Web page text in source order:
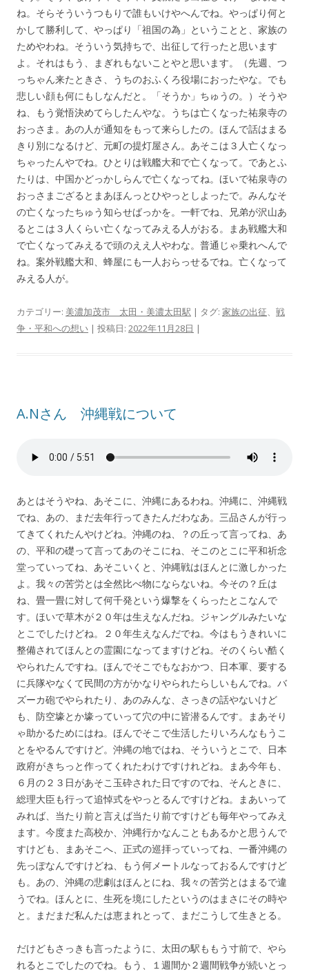
ね。そらそういうつもりで誰もいけやへんでね。やっぱり何と
かして勝利して、やっぱり「祖国の為」ということと、家族の
ためやわね。そういう気持ちで、出征して行ったと思います
よ。それはもう、まぎれもないことやと思います。（先週、つ
っちゃん来たときさ、うちのおふくろ役場におったやな。でも
悲しい顔も何にもしなんだと。「そうか」ちゅうの。）そうや
ね、もう覚悟決めてらしたんやな。うちは亡くなった祐泉寺の
おっさま。あの人が通知をもって来らしたの。ほんで話はまる
きり別になるけど、元町の提灯屋さん。あそこは３人亡くなっ
ちゃったんやでね。ひとりは戦艦大和で亡くなって。であとふ
たりは、中国かどっかしらんで亡くなってね。ほいで祐泉寺の
おっさまござるとまあほんっとひやっとしよったで。みんなそ
の亡くなったちゅう知らせばっかを。一軒でね、兄弟が沢山あ
るとこは３人くらい亡くなってみえる人がおる。まあ戦艦大和
で亡くなってみえるで頭のええ人やわな。普通じゃ乗れへんで
ね。案外戦艦大和、蜂屋にも一人おらっせるでね。亡くなって
みえる人が。
カテゴリー: 美濃加茂市 太田・美濃太田駅 | タグ: 家族の出征、 戦
争・平和への想い | 投稿日: 2022年11月28日 |
A.Nさん 沖縄戦について
あとはそうやね、あそこに、沖縄にあるわね。沖縄に、沖縄戦
でね、あの、まだ去年行ってきたんだわなあ。三品さんが行っ
てきてくれたんやけどね。沖縄のね、？の丘って言ってね、あ
の、平和の礎って言ってあのそこにね、そこのとこに平和祈念
堂っていってね、あそこいくと、沖縄戦はほんとに激しかった
よ。我々の苦労とは全然比べ物にならないね。今その？丘は
ね、畳一畳に対して何千発という爆撃をくらったとこなんで
す。ほいで草木が２０年は生えなんだね。ジャングルみたいな
とこでしたけどね。２０年生えなんだでね。今はもうきれいに
整備されてほんとの霊園になってますけどね。そのくらい酷く
やられたんですね。ほんでそこでもなおかつ、日本軍、要する
に兵隊やなくて民間の方がかなりやられたらしいもんでね。バ
ズーカ砲でやられたり、あのみんな、さっきの話やないけど
も、防空壕とか壕っていって穴の中に皆潜るんです。まあそり
ゃ助かるためにはね。ほんでそこで生活したりいろんなもうこ
とをやるんですけど。沖縄の地ではね、そういうとこで、日本
政府がきちっと作ってくれたわけですけれどね。まあ今年も、
６月の２３日があそこ玉砕された日ですのでね、そんときに、
総理大臣も行って追悼式をやっとるんですけどね。まあいって
みれば、当たり前と言えば当たり前ですけども毎年やってみえ
ます。今度また高校か、沖縄行かなんこともあるかと思うんで
すけども、まあそこへ、正式の巡拝っていってね、一番沖縄の
先っぽなんですけどね、もう何メートルなっておるんですけど
も。あの、沖縄の悲劇はほんとにね、我々の苦労とはまるで違
うでね。ほんとに、生死を境にしたというのはまさにその時や
と。まだまだ私んたは恵まれとって、まだこうして生きとる。
だけどもさっきも言ったように、太田の駅ももう寸前で、やら
れるとこでしたのでね。もう、１週間か２週間戦争が続いとっ